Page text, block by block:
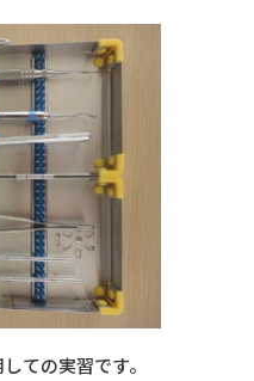
ての実習です。